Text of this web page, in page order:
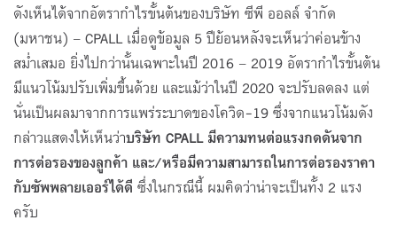
ดังเห็นได้จากอัตรากำไรขั้นต้นของบริษัท ซีพี ออลล์ จํากัด
(มหาชน) – CPALL เมื่อดูข้อมูล 5 ปีย้อนหลังจะเห็นว่าค่อนข้าง
สม่ำเสมอ ยิ่งไปกว่านั้นเฉพาะในปี 2016 – 2019 อัตรากำไรขั้นต้น
มีแนวโน้มปรับเพิ่มขึ้นด้วย และแม้ว่าในปี 2020 จะปรับลดลง แต่
นั่นเป็นผลมาจากการแพร่ระบาดของโควิด-19 ซึ่งจากแนวโน้มดัง
กล่าวแสดงให้เห็นว่าบริษัท CPALL มีความทนต่อแรงกดดันจาก
การต่อรองของลูกค้า และ/หรือมีความสามารถในการต่อรองราคา
กับซัพพลายเออร์ได้ดี ซึ่งในกรณีนี้ ผมคิดว่าน่าจะเป็นทั้ง 2 แรง
ครับ